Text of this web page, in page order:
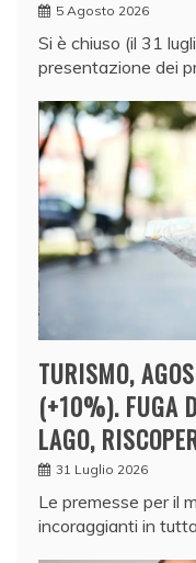
5 Agosto 2026
Si è chiuso (il 31
presentazione dei
TURISMO,
(+10%). FUGA
LAGO,
31 Luglio 2026
Le premesse per il
incoraggianti in